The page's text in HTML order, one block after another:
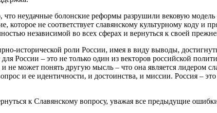
что неудачные болонские реформы разрушили вековую
не соответствует славянскому культурному коду и
независимой во всех сферах и вернуться к своей
исторической роли России, имея в виду выводы,
России – это не только один из векторов российской
не может понять другую мысль – что она является лидером
и ее идентичности, и достоинства, и миссии. Россия –
к Славянскому вопросу, уважая все предыдущие